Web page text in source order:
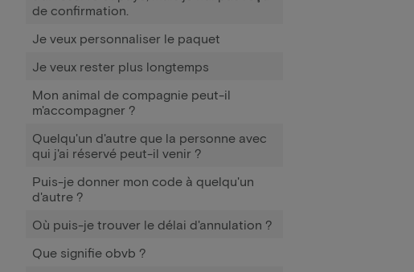
de confirmation.
Je veux personnaliser le paquet
Je veux rester plus longtemps
Mon animal de compagnie peut-il
m'accompagner ?
Quelqu'un d'autre que la personne avec
qui j'ai réservé peut-il venir ?
Puis-je donner mon code à quelqu'un
d'autre ?
Où puis-je trouver le délai d'annulation ?
Que signifie obvb ?